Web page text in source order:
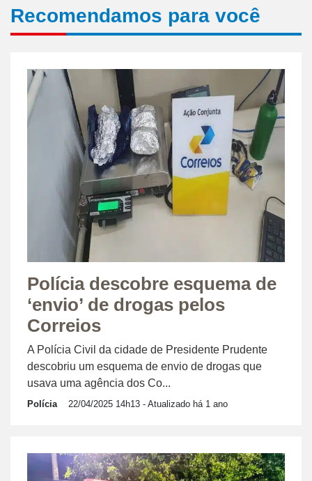
Recomendamos para você
Polícia descobre esquema de
‘envio’ de drogas pelos
Correios
A Polícia Civil da cidade de Presidente Prudente
descobriu um esquema de envio de drogas que
usava uma agência dos Co...
Polícia 22/04/2025 14h13 - Atualizado há 1 ano